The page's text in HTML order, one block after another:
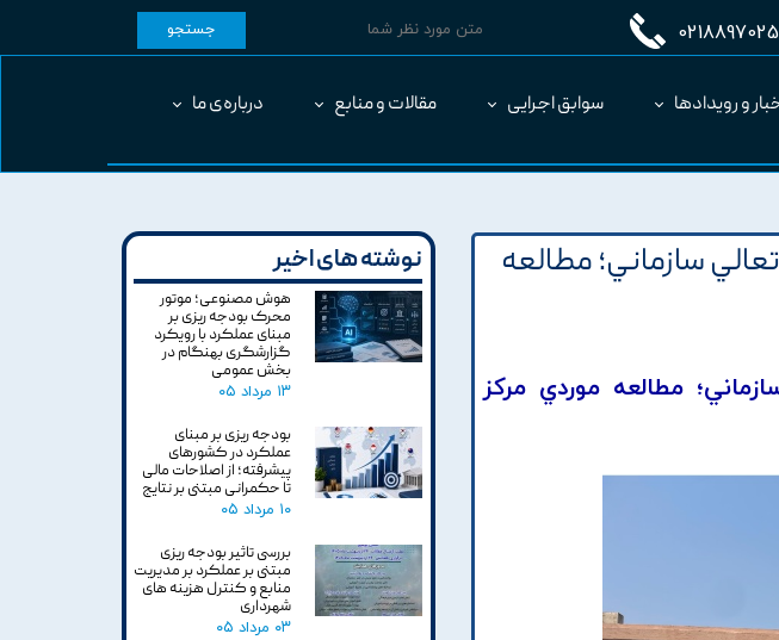
جستجو
و رویدادها سوابق اجرایی مقالات و منابع درباره‌ی ما
سازماني؛ مطالعه
مطالعه موردي مرکز
نوشته های اخیر
هوش مصنوعی؛ موتور
محرک بودجه ریزی بر
مبنای عملکرد با رویکرد
گزارشگری بهنگام در
بخش عمومی
۱۳ مرداد ۰۵
بودجه ریزی بر مبنای
عملکرد در کشورهای
پیشرفته؛ از اصلاحات مالی
تا حکمرانی مبتنی بر نتایج
۱۰ مرداد ۰۵
بررسی تاثیر بودجه ریزی
مبتنی بر عملکرد بر مدیریت
منابع و کنترل هزینه های
شهرداری
۰۳ مرداد ۰۵